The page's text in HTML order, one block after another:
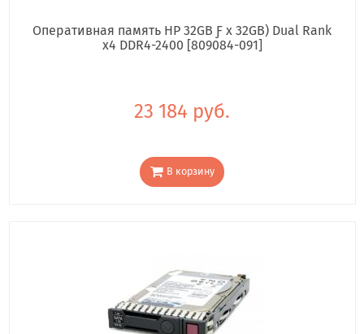
Оперативная память HP 32GB Ƒ x 32GB) Dual Rank
x4 DDR4-2400 [809084-091]
23 184 руб.
В корзину